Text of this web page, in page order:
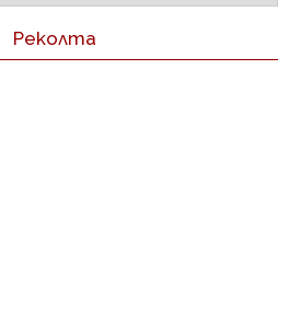
Реколта